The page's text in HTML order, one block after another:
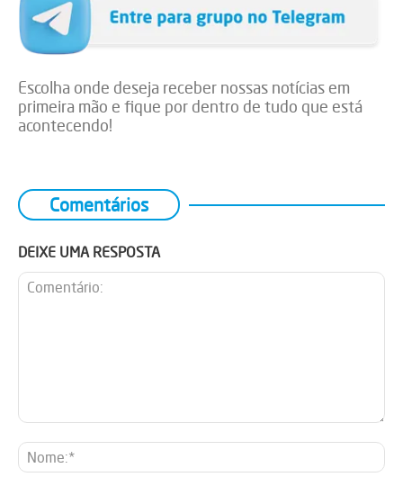
Escolha onde deseja receber nossas notícias em
primeira mão e fique por dentro de tudo que está
acontecendo!
Comentários
DEIXE UMA RESPOSTA